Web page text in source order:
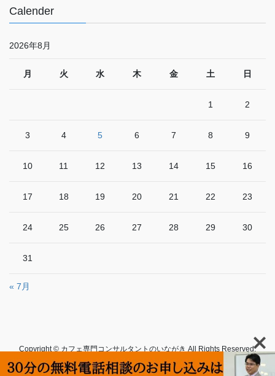
Calender
2026年8月
月 火 水 木 金 土 日
1 2
3 4 5 6 7 8 9
10 11 12 13 14 15 16
17 18 19 20 21 22 23
24 25 26 27 28 29 30
31
« 7月
Copyright © カフェ専門コンサルタントのいながき All Rights Reserved.
Powered byWordPresswithLightning Theme&
VK All in One